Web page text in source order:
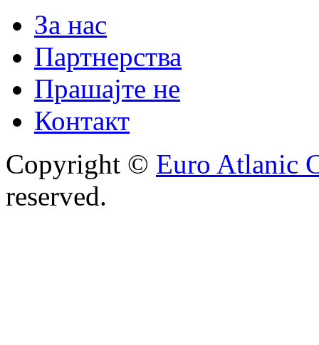
За нас
Партнерства
Прашајте не
Контакт
Copyright © Euro Atlanic
reserved.